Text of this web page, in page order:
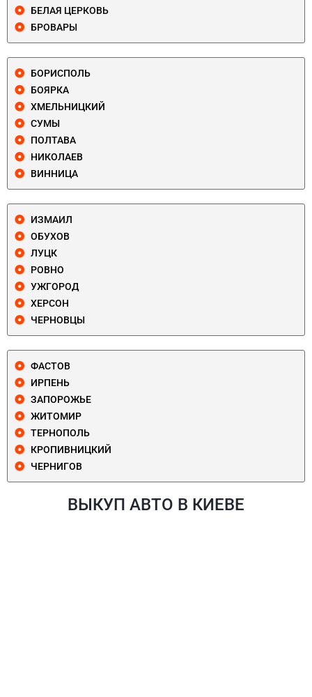
БЕЛАЯ ЦЕРКОВЬ
БРОВАРЫ
БОРИСПОЛЬ
БОЯРКА
ХМЕЛЬНИЦКИЙ
СУМЫ
ПОЛТАВА
НИКОЛАЕВ
ВИННИЦА
ИЗМАИЛ
ОБУХОВ
ЛУЦК
РОВНО
УЖГОРОД
ХЕРСОН
ЧЕРНОВЦЫ
ФАСТОВ
ИРПЕНЬ
ЗАПОРОЖЬЕ
ЖИТОМИР
ТЕРНОПОЛЬ
КРОПИВНИЦКИЙ
ЧЕРНИГОВ
ВЫКУП АВТО В КИЕВЕ